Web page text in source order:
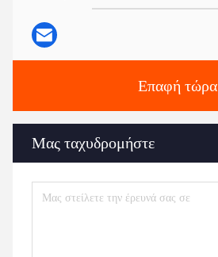
Επαφή τώρα
Μας ταχυδρομήστε